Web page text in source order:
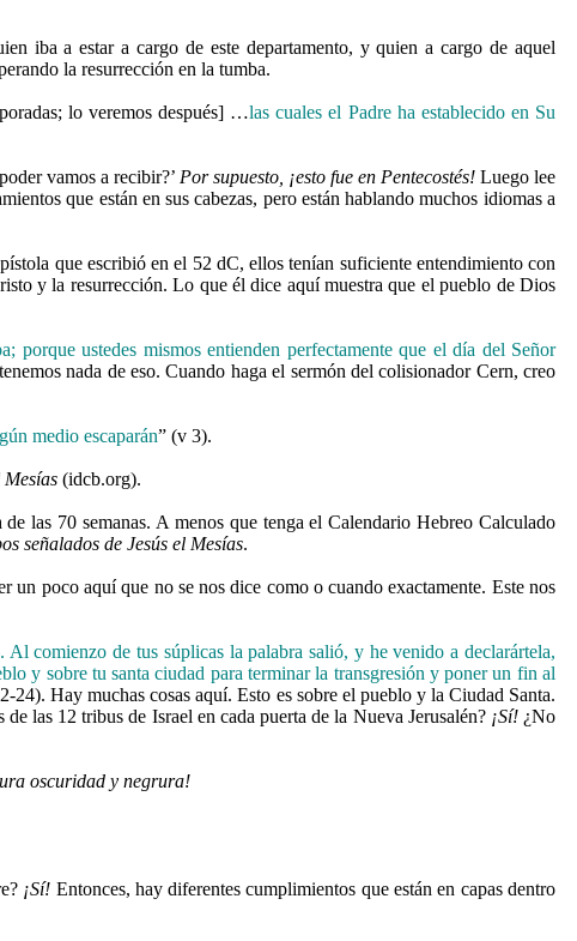
iba a estar a cargo de este departamento, y quien a cargo de aquel
la resurrección en la tumba.
lo veremos después] …las cuales el Padre ha establecido en Su
vamos a recibir?’ Por supuesto, ¡esto fue en Pentecostés!Luego lee
que están en sus cabezas, pero están hablando muchos idiomas a
que escribió en el 52 dC, ellos tenían suficiente entendimiento con
y la resurrección. Lo que él dice aquí muestra que el pueblo de Dios
porque ustedes mismos entienden perfectamente que el día del Señor
nada de eso. Cuando haga el sermón del colisionador Cern, creo
medio escaparán” (v 3).
Mesías (idcb.org).
las 70 semanas. A menos que tenga el Calendario Hebreo Calculado
señalados de Jesús el Mesías.
poco aquí que no se nos dice como o cuando exactamente. Este nos
comienzo de tus súplicas la palabra salió, y he venido a declarártela,
y sobre tu santa ciudad para terminar la transgresión y poner un fin al
24). Hay muchas cosas aquí. Esto es sobre el pueblo y la Ciudad Santa.
las 12 tribus de Israel en cada puerta de la Nueva Jerusalén? ¡Sí!¿No
oscuridad y negrura!
¡Sí! Entonces, hay diferentes cumplimientos que están en capas dentro